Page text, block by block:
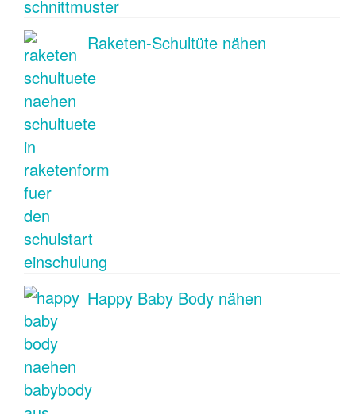
Raketen-Schultüte nähen
Happy Baby Body nähen